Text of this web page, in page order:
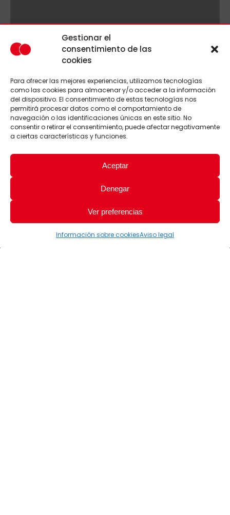
Gestionar el
consentimiento de las
cookies
Para ofrecer las mejores experiencias, utilizamos tecnologías
como las cookies para almacenar y/o acceder a la información
del dispositivo. El consentimiento de estas tecnologías nos
permitirá procesar datos como el comportamiento de
navegación o las identificaciones únicas en este sitio. No
consentir o retirar el consentimiento, puede afectar negativamente
a ciertas características y funciones.
Aceptar
Denegar
Ver preferencias
Información sobre cookiesAviso legal